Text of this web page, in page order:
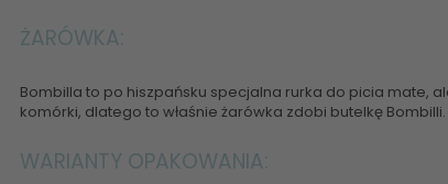
ŻARÓWKA:
Bombilla to po hiszpańsku specjalna rurka do picia mate,
komórki, dlatego to właśnie żarówka zdobi butelkę Bombilli.
WARIANTY OPAKOWANIA: